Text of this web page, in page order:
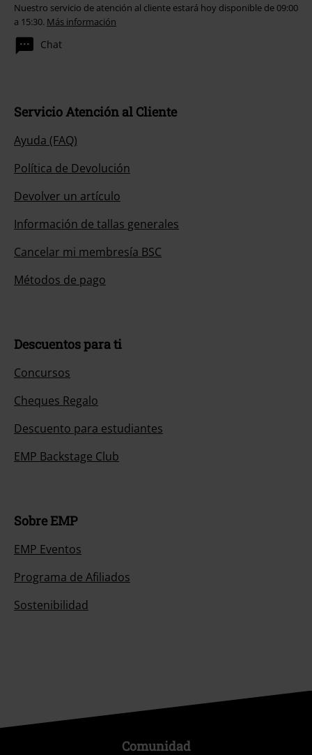
Nuestro servicio de atención al cliente estará hoy disponible de 09:00
a 15:30. Más información
Chat
Servicio Atención al Cliente
Ayuda (FAQ)
Política de Devolución
Devolver un artículo
Información de tallas generales
Cancelar mi membresía BSC
Métodos de pago
Descuentos para ti
Concursos
Cheques Regalo
Descuento para estudiantes
EMP Backstage Club
Sobre EMP
EMP Eventos
Programa de Afiliados
Sostenibilidad
Comunidad